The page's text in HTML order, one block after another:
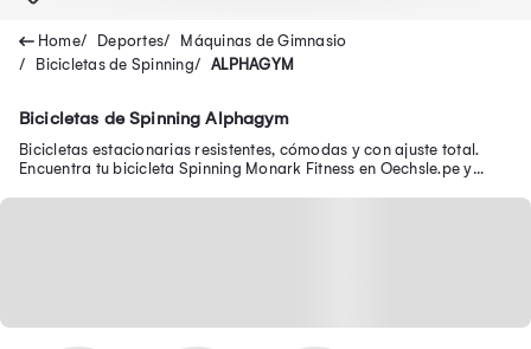
Deportes
Máquinas de Gimnasio
Bicicletas de Spinning
ALPHAGYM
Bicicletas de Spinning Alphagym
Bicicletas estacionarias resistentes, cómodas y con ajuste total.
Encuentra tu bicicleta Spinning Monark Fitness en Oechsle.pe y